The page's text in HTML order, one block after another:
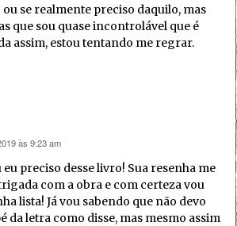
se realmente preciso daquilo, mas
que sou quase incontrolável que é
assim, estou tentando me regrar.
às 9:23 am
preciso desse livro! Sua resenha me
com a obra e com certeza vou
lista! Já vou sabendo que não devo
da letra como disse, mas mesmo assim